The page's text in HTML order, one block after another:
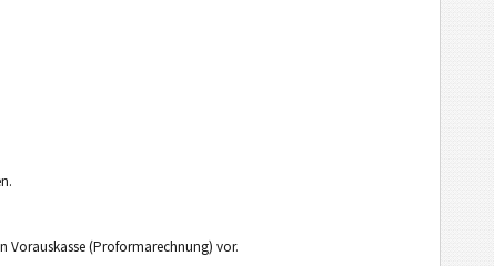
Vorauskasse (Proformarechnung) vor.